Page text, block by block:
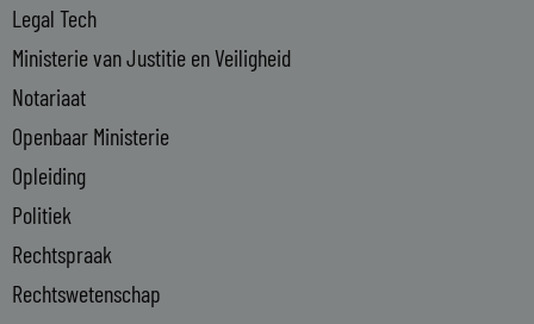
Legal Tech
Ministerie van Justitie en Veiligheid
Notariaat
Openbaar Ministerie
Opleiding
Politiek
Rechtspraak
Rechtswetenschap